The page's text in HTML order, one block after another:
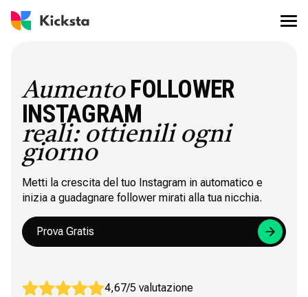
AumentoFOLLOWER
INSTAGRAM
reali: ottienili ogni
giorno
Metti la crescita del tuo Instagram in automatico e
inizia a guadagnare follower mirati alla tua nicchia.
Prova Gratis
4,67/5 valutazione